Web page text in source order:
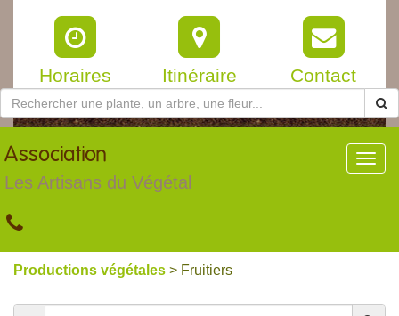
Horaires Itinéraire Contact
Association
Les Artisans du Végétal
Productions végétales > Fruitiers